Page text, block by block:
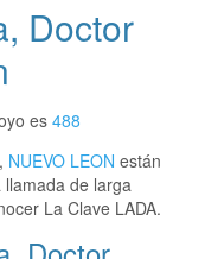
Doctor
es 488
NUEVO LEON están
de larga
La Clave LADA.